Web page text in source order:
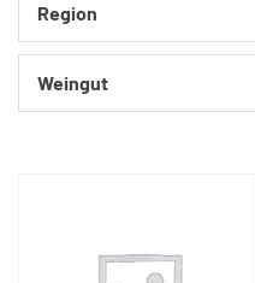
Region
Weingut